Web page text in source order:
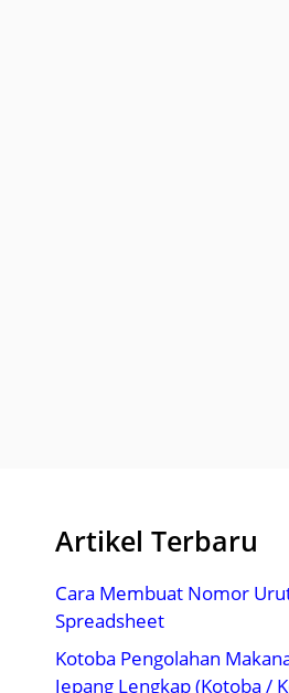
Artikel Terbaru
Cara Membuat Nomor
Spreadsheet
Kotoba Pengolahan
Jepang Lengkap (Kotoba /